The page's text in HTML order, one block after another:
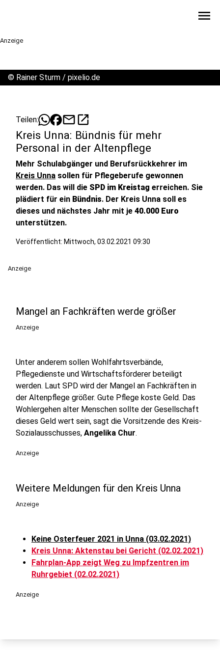
menu
Anzeige
© Rainer Sturm / pixelio.de
Teilen: mailopen_in_new
Kreis Unna: Bündnis für mehr
Personal in der Altenpflege
Mehr Schulabgänger und Berufsrückkehrer im
Kreis Unna sollen für Pflegeberufe gewonnen
werden. Das will die SPD im Kreistag erreichen. Sie
plädiert für ein Bündnis. Der Kreis Unna soll es
dieses und nächstes Jahr mit je 40.000 Euro
unterstützen.
Veröffentlicht: Mittwoch, 03.02.2021 09:30
Anzeige
Mangel an Fachkräften werde größer
Anzeige
Unter anderem sollen Wohlfahrtsverbände,
Pflegedienste und Wirtschaftsförderer beteiligt
werden. Laut SPD wird der Mangel an Fachkräften in
der Altenpflege größer. Gute Pflege koste Geld. Das
Wohlergehen alter Menschen sollte der Gesellschaft
dieses Geld wert sein, sagt die Vorsitzende des Kreis-
Sozialausschusses, Angelika Chur.
Anzeige
Weitere Meldungen für den Kreis Unna
Anzeige
Keine Osterfeuer 2021 in Unna (03.02.2021)
Kreis Unna: Aktenstau bei Gericht (02.02.2021)
Fahrplan-App zeigt Weg zu Impfzentren im
Ruhrgebiet (02.02.2021)
Anzeige